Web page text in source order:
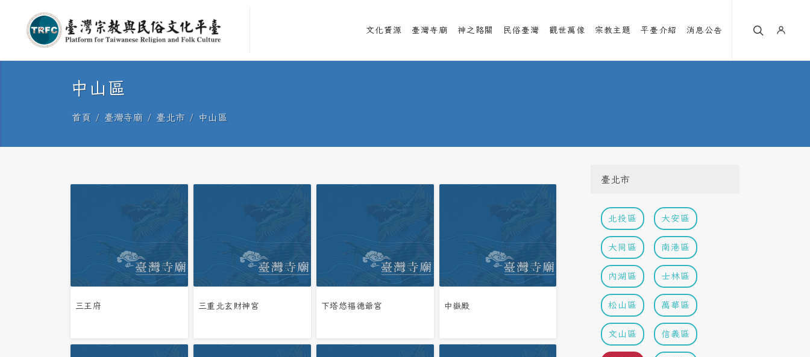
文化資源 臺灣寺廟 神之路關 民俗臺灣 觀世萬像 宗教主題 平臺介紹 消息公告
中山區
首頁 臺灣寺廟 臺北市 中山區
三王府 三重北玄財神宮 下塔悠福德爺宮 中嶽殿
臺北市
北投區 大安區
大同區 南港區
內湖區 士林區
松山區 萬華區
文山區 信義區